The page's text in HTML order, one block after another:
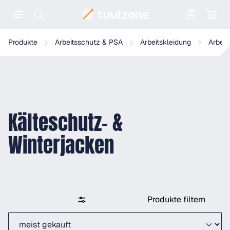
Produkte Arbeitsschutz & PSA Arbeitskleidung
Kälteschutz- &
Winterjacken
Produkte filtern